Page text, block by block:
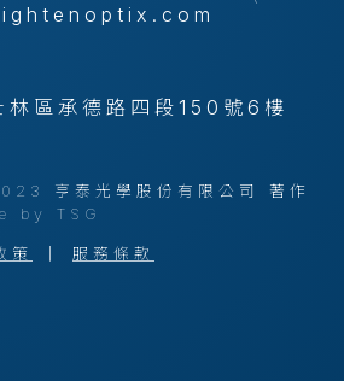
區承德路四段150號6樓
亨泰光學股份有限公司 著作
by TSG
策 服務條款